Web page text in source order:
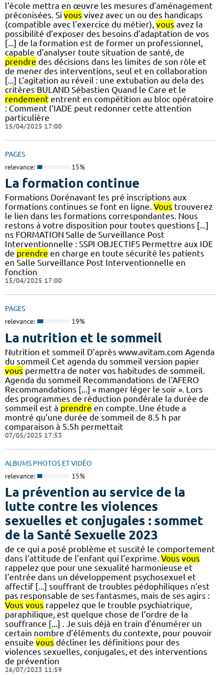
l'école mettra en œuvre les mesures d’aménagement
préconisées. Si vous vivez avec un ou des handicaps
(compatible avec l’exercice du métier), vous avez la
possibilité d’exposer des besoins d’adaptation de vos
[...] de la formation est de former un professionnel,
capable d'analyser toute situation de santé, de
prendre des décisions dans les limites de son rôle et
de mener des interventions, seul et en collaboration
[...] L'agitation au réveil : une extubation au dela des
critères BULAND Sébastien Quand le Care et le
rendement entrent en compétition au bloc opératoire
: Comment l'IADE peut redonner cette attention
particulière
15/04/2025 17:00
PAGES
relevance: 15%
La formation continue
Formations Dorénavant les pré inscriptions aux
formations continues se font en ligne. Vous trouverez
le lien dans les formations correspondantes. Nous
restons à votre disposition pour toutes questions [...]
ns FORMATION Salle de Surveillance Post
Interventionnelle : SSPI OBJECTIFS Permettre aux IDE
de prendre en charge en toute sécurité les patients
en Salle Surveillance Post Interventionnelle en
fonction
15/04/2025 17:00
PAGES
relevance: 19%
La nutrition et le sommeil
Nutrition et sommeil D'après www.avitam.com Agenda
du sommeil Cet agenda du sommeil version papier
vous permettra de noter vos habitudes de sommeil.
Agenda du sommeil Recommandations de l'AFERO
Recommandations [...] « manger léger le soir ». Lors
des programmes de réduction pondérale la durée de
sommeil est à prendre en compte. Une étude a
montré qu’une durée de sommeil de 8.5 h par
comparaison à 5.5h permettait
07/05/2025 17:53
ALBUMS PHOTOS ET VIDÉO
relevance: 15%
La prévention au service de la
lutte contre les violences
sexuelles et conjugales : sommet
de la Santé Sexuelle 2023
de ce qui a posé problème et suscité le comportement
dans l’attitude de l’enfant qui l’exprime. Vous vous
rappelez que pour une sexualité harmonieuse et
l’entrée dans un développement psychosexuel et
affectif [...] souffrant de troubles pédophiliques n’est
pas responsable de ses fantasmes, mais de ses agirs :
Vous vous rappelez que le trouble psychiatrique,
paraphilique, est quelque chose de l’ordre de la
souffrance [...] . Je suis déjà en train d’énumérer un
certain nombre d’éléments du contexte, pour pouvoir
ensuite vous décliner les définitions pour des
violences sexuelles, conjugales, et des interventions
de prévention
26/07/2023 11:59